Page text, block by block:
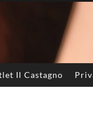
Il Castagno